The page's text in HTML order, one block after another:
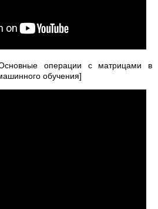
операции с матрицами в
обучения]